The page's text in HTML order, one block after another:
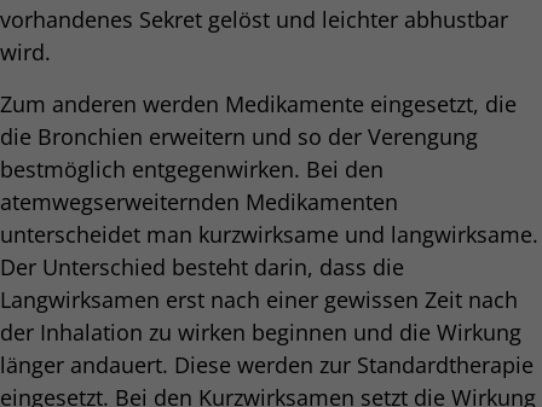
vorhandenes Sekret gelöst und leichter abhustbar
wird.
Zum anderen werden Medikamente eingesetzt, die
die Bronchien erweitern und so der Verengung
bestmöglich entgegenwirken. Bei den
atemwegserweiternden Medikamenten
unterscheidet man kurzwirksame und langwirksame.
Der Unterschied besteht darin, dass die
Langwirksamen erst nach einer gewissen Zeit nach
der Inhalation zu wirken beginnen und die Wirkung
länger andauert. Diese werden zur Standardtherapie
eingesetzt. Bei den Kurzwirksamen setzt die Wirkung